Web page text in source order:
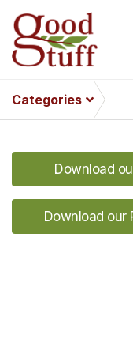
Categories
Download
Download our